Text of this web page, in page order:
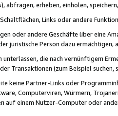
abfragen, erheben, einholen,
Links oder andere
oder andere Geschäfte über eine
juristische Person dazu
die nach vernünftigem
Transaktionen (zum Beispiel
keine Partner-Links oder
Computerviren, Würmern,
auf einem Nutzer-Computer oder